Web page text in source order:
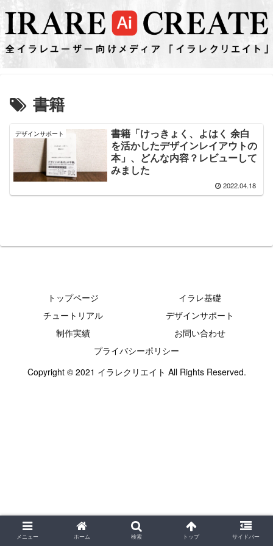
書籍
デザインサポート
書籍「けっきょく、よはく 余白
を活かしたデザインレイアウトの
本」、どんな内容？レビューして
みました
2022.04.18
トップページ
イラレ基礎
チュートリアル
デザインサポート
制作実績
お問い合わせ
プライバシーポリシー
Copyright © 2021 イラレクリエイト All Rights Reserved.
メニュー ホーム 検索 トップ サイドバー